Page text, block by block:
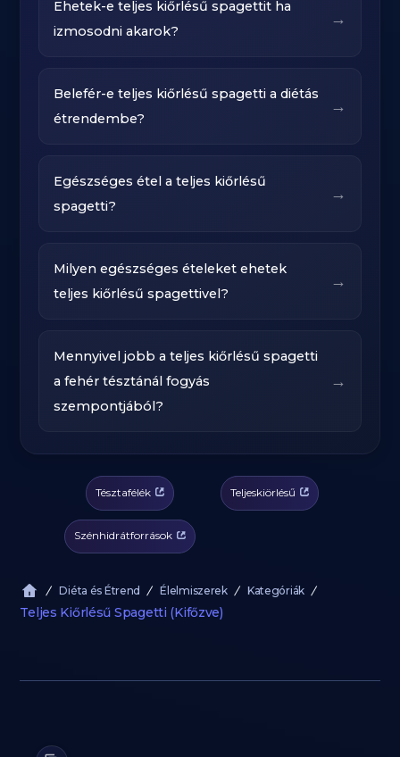
Ehetek-e teljes kiőrlésű spagettit ha
izmosodni akarok?
→
Belefér-e teljes kiőrlésű spagetti a diétás
étrendembe?
→
Egészséges étel a teljes kiőrlésű
spagetti?
→
Milyen egészséges ételeket ehetek
teljes kiőrlésű spagettivel?
→
Mennyivel jobb a teljes kiőrlésű spagetti
a fehér tésztánál fogyás
szempontjából?
→
Tésztafélék Teljeskiörlésű
Szénhidrátforrások
Diéta és Étrend Élelmiszerek Kategóriák
Teljes Kiőrlésű Spagetti (Kifőzve)